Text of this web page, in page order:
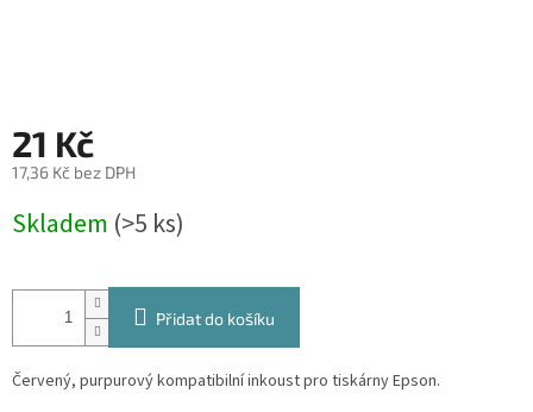
21 Kč
17,36 Kč bez DPH
cena:
Skladem (>5 ks)
Přidat do košíku
Červený, purpurový kompatibilní inkoust pro tiskárny Epson.